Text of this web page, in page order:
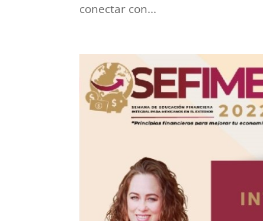
conectar con...